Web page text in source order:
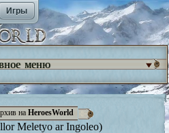
Игры
меню
на HeroesWorld
Meletyo ar Ingoleo)